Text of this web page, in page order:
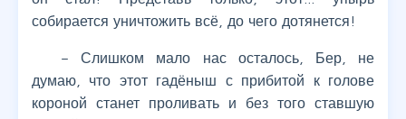
собирается уничтожить всё, до чего дотянется!
– Слишком мало нас осталось, Бер, не
думаю, что этот гадёныш с прибитой к голове
короной станет проливать и без того ставшую